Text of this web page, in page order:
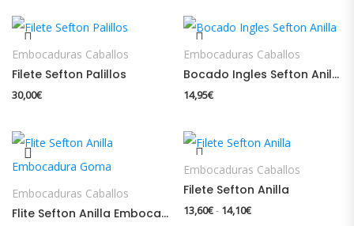
Embocaduras Caballos
Filete Sefton Palillos
30,00€
Embocaduras Caballos
Bocado Ingles Sefton Anilla
14,95€
Embocaduras Caballos
Flite Sefton Anilla Embocadura Goma
Embocaduras Caballos
Filete Sefton Anilla
13,60€- 14,10€Rango de precios: